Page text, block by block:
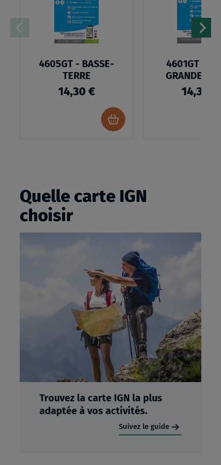
4605GT - BASSE-
TERRE
14,30 €
Ajouter
au
4601GT -
GRANDE-
14,30 €
Quelle carte IGN
choisir
Trouvez la carte IGN la plus
adaptée à vos activités.
Suivez le guide